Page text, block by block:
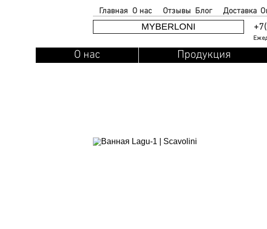
Главная Доставка
О нас Отзывы Блог
MYBERLONI
О нас Продукция